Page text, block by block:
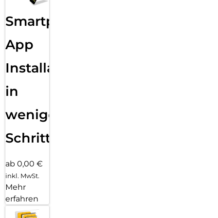
Sende eine Textnachricht, ruf jemanden an, lade Musik und
Podcasts und kontaktiere den Notruf – alles ohne dein
iPhone. Und jetzt bist du mit schnellem 5G unterwegs noch
Smartphone
App
Installation
in
wenigen
Schritten
ab 0,00 €
inkl. MwSt.
Mehr
erfahren